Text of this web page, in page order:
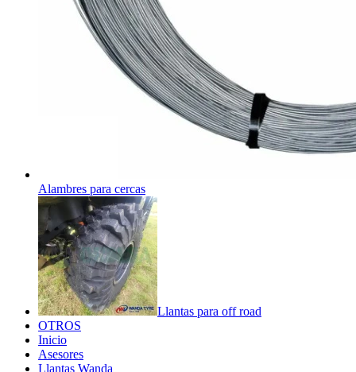
Alambres para cercas
Llantas para off road
OTROS
Inicio
Asesores
Llantas Wanda